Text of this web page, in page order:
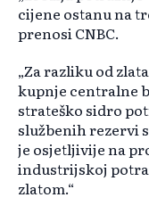
cijene ostanu na
prenosi CNBC.
„Za razliku od
kupnje centralne
strateško sidro
službenih rezervi
je osjetljivije na
industrijskoj
zlatom.“